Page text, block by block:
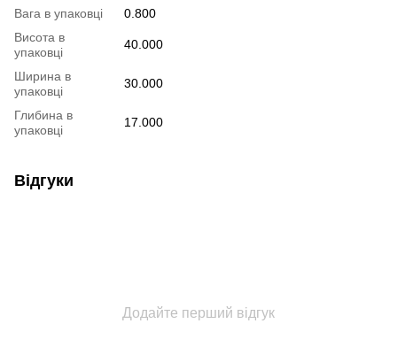
Вага в упаковці
0.800
Висота в
упаковці
40.000
Ширина в
упаковці
30.000
Глибина в
упаковці
17.000
Відгуки
Додайте перший відгук